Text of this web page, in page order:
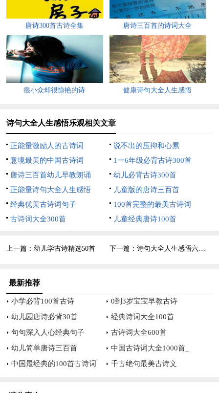
12、天长地久有时尽，此恨绵绵无绝期。
13、此情可待成追忆，只是当时已惘然。
14、暗相思，无处说，惆怅夜来烟月。
15、从此伤春伤别，黄昏只对梨花。
17、赌书消得泼茶香，当时只道是寻常。
18、逆天反道世难休，轮回万载心依旧。
19、我本将心向明月，奈何明月照沟渠。
20、满目山河空念远，落花风雨更伤春，不如怜取眼前人。
21、细雨湿流光，芳草年年与恨长。
23、一朝春尽红颜老，花落人亡两不知。
25、花堪折时直须折，莫待无花空折枝。
26、不恨天涯行役苦，只恨西风，吹梦成古今。
27、最是人间留不住，朱颜辞镜花辞树。
28、年年岁岁花相似，岁岁年年人不同。
唐诗300首古诗全集 唐诗三百首的诗词大全
很小众却很惊艳的诗 健康诗句大全人生感悟
诗句大全人生感悟乐观相关文章
正能量激励人的古诗词
说不出的压抑和心累
意境最美的中国古诗词
1一6年级必背古诗300首
唐诗三百首幼儿早教朗诵
幼儿必背古诗300首
正能量诗句大全人生感悟
儿童版的唐诗三百首
经典优美古诗词句子
100首完整的最美古诗词
古诗词大全300首
儿童经典唐诗100首
上一篇：幼儿学古诗精选50首 下一篇： 诗句大全人生感悟六个字
最新推荐
小学必背100首古诗
0到3岁宝宝早教古诗
幼儿园唐诗必背30首
经典诗词大全100首
句句深入人心经典句子
古诗词大全600首
幼儿简单唐诗三百首
中国古诗词大全1000首_
中国最经典的100首古诗词
千古绝句最美古诗文